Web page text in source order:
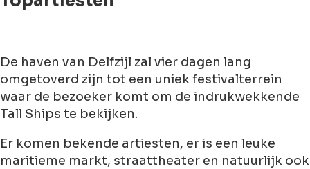
De haven van Delfzijl zal vier dagen lang
omgetoverd zijn tot een uniek festivalterrein
waar de bezoeker komt om de indrukwekkende
Tall Ships te bekijken.
Er komen bekende artiesten, er is een leuke
maritieme markt, straattheater en natuurlijk ook